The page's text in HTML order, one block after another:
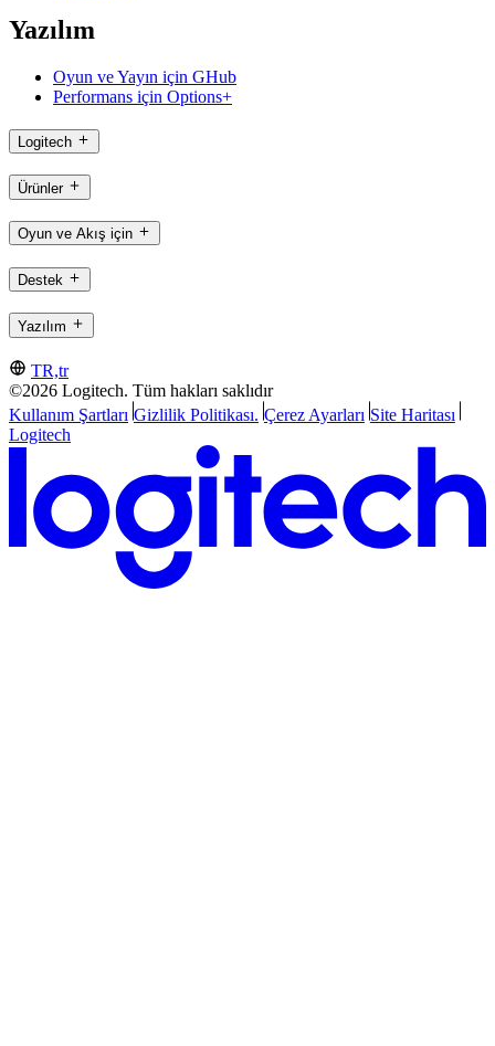
Yazılım
Oyun ve Yayın için GHub
Performans için Options+
Logitech
Ürünler
Oyun ve Akış için
Destek
Yazılım
TR,tr
©2026 Logitech. Tüm hakları saklıdır
Kullanım Şartları Gizlilik Politikası. Çerez Ayarları Site Haritası
Logitech